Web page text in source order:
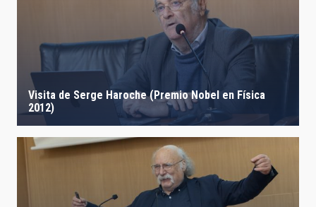
LINES OF INSTRUMENTATION
ASTROPHYSICAL
Visita de Serge Haroche (Premio Nobel en Física
2012)